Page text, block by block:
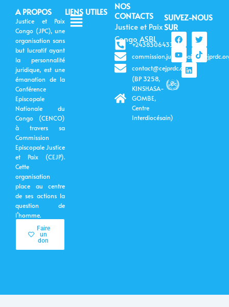
A PROPOS
Justice et Paix
Congo (JPC), une
organisation sans
but lucratif ayant
la personnalité
juridique, est une
émanation de la
Conférence
Episcopale
Nationale du
Congo (CENCO)
à travers sa
Commission
Episcopale Justice
et Paix (CEJP).
Cette
organisation
place au centre
de ses actions la
question de
l’homme.
Faire
un
don
LIENS UTILES
Menu
NOS
CONTACTS
Justice et Paix
Congo ASBL
+243830643399
contact@cejprdc.org
(BP 3258,
KINSHASA-
GOMBE,
Centre
Interdiocésain)
SUIVEZ-NOUS
SUR
F
a
c
e
b
o
o
k
T
w
i
t
t
Y
o
u
t
u
b
e
T
i
k
t
o
n
k
e
d
i